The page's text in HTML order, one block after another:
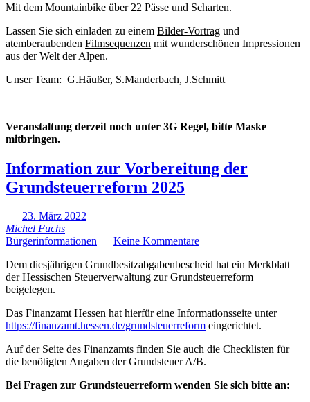
Mit dem Mountainbike über 22 Pässe und Scharten.
Lassen Sie sich einladen zu einem Bilder-Vortrag und
atemberaubenden Filmsequenzen mit wunderschönen Impressionen
aus der Welt der Alpen.
Unser Team: G.Häußer, S.Manderbach, J.Schmitt
Veranstaltung derzeit noch unter 3G Regel, bitte Maske
mitbringen.
Information zur Vorbereitung der
Grundsteuerreform 2025
23. März 2022
Michel Fuchs
Bürgerinformationen
Keine Kommentare
Dem diesjährigen Grundbesitzabgabenbescheid hat ein Merkblatt
der Hessischen Steuerverwaltung zur Grundsteuerreform
beigelegen.
Das Finanzamt Hessen hat hierfür eine Informationsseite unter
https://finanzamt.hessen.de/grundsteuerreform eingerichtet.
Auf der Seite des Finanzamts finden Sie auch die Checklisten für
die benötigten Angaben der Grundsteuer A/B.
Bei Fragen zur Grundsteuerreform wenden Sie sich bitte an: